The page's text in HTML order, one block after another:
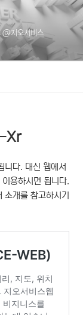
@지오서비스
Xr
다. 대신 웹에서
이용하시면 됩니다.
개를 참고하시기